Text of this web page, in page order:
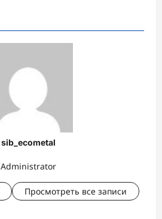
sib_ecometal
Administrator
Просмотреть все записи